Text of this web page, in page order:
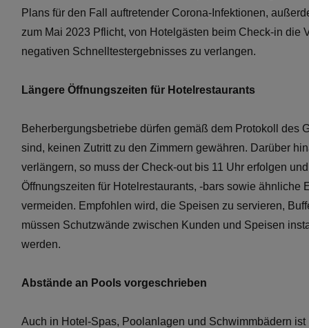
Plans für den Fall auftretender Corona-Infektionen,
zum Mai 2023 Pflicht, von Hotelgästen beim Check-in
negativen Schnelltestergebnisses zu verlangen.
Längere Öffnungszeiten für Hotelrestaurants
Beherbergungsbetriebe dürfen gemäß dem Protokoll
sind, keinen Zutritt zu den Zimmern gewähren. Darüber
verlängern, so muss der Check-out bis 11 Uhr erfolgen
Öffnungszeiten für Hotelrestaurants, -bars sowie
vermeiden. Empfohlen wird, die Speisen zu servieren,
müssen Schutzwände zwischen Kunden und Speisen
werden.
Abstände an Pools vorgeschrieben
Auch in Hotel-Spas, Poolanlagen und Schwimmbädern